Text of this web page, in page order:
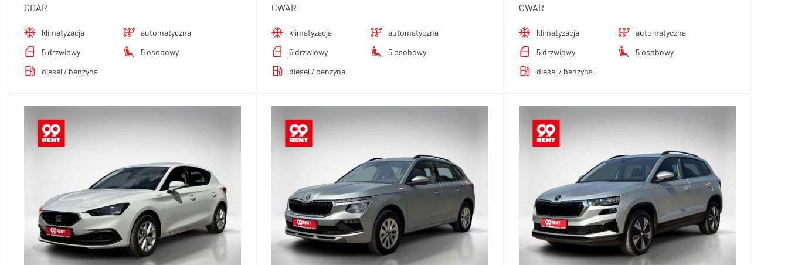
CDAR
klimatyzacja
automatyczna
5 drzwiowy
5 osobowy
diesel / benzyna
CWAR
klimatyzacja
automatyczna
5 drzwiowy
5 osobowy
diesel / benzyna
CWAR
klimatyzacja
automatyczna
5 drzwiowy
5 osobowy
diesel / benzyna